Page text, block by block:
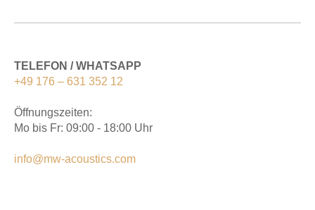
TELEFON / WHATSAPP
+49 176 – 631 352 12
Öffnungszeiten:
Mo bis Fr: 09:00 - 18:00 Uhr
info@mw-acoustics.com